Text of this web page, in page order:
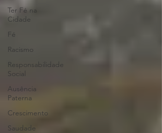
Ter Fé na
Cidade
Fé
Racismo
Responsabilidade
Social
Ausência
Paterna
Crescimento
Saudade